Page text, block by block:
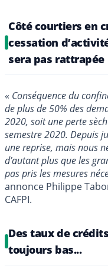
Côté courtiers en
cessation
sera pas rattrapée
« Conséquence du
de plus de 50% des
2020, soit une perte
semestre 2020. Depuis
une reprise, mais nous
d’autant plus que les
pas pris les mesures
annonce Philippe
CAFPI.
Des taux de
toujours bas...